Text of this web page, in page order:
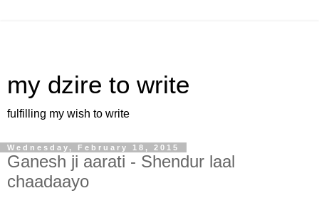
my dzire to write
fulfilling my wish to write
Wednesday, February 18, 2015
Ganesh ji aarati - Shendur laal
chaadaayo